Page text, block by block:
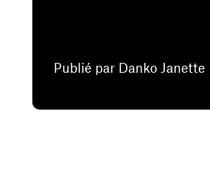
Publié par Danko Janette